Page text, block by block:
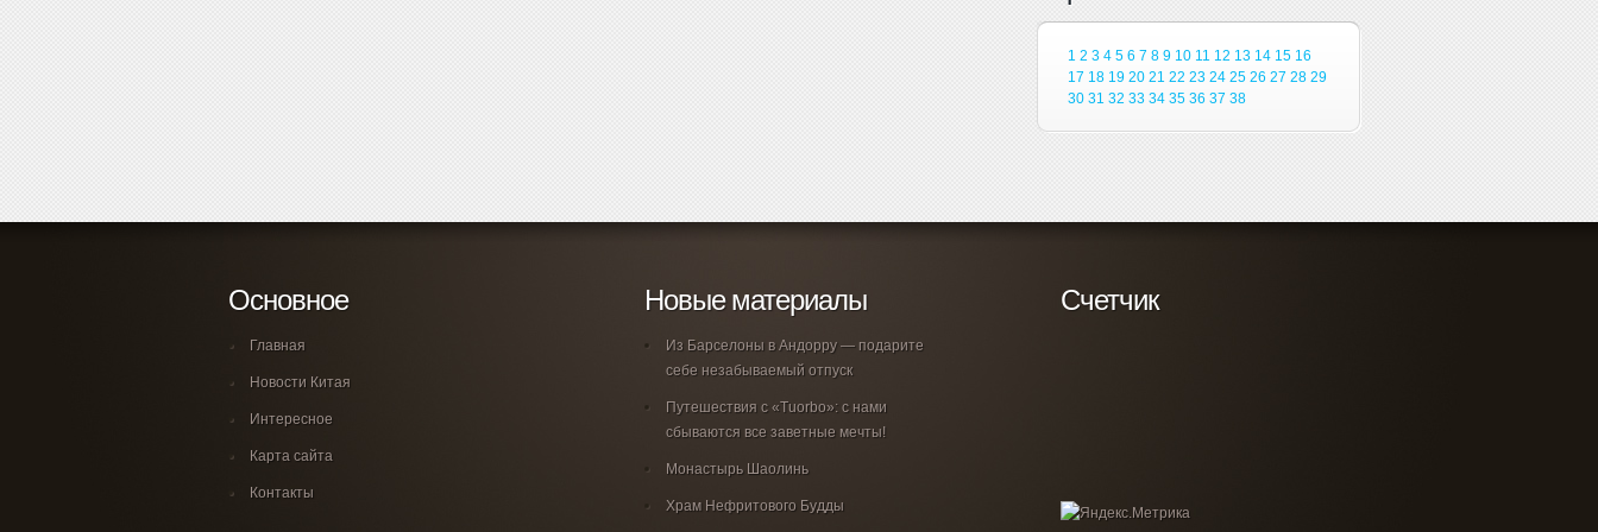
1 2 3 4 5 6 7 8 9 10 11 12 13 14 15 16
17 18 19 20 21 22 23 24 25 26 27 28 29
30 31 32 33 34 35 36 37 38
Основное
Главная
Новости Китая
Интересное
Карта сайта
Контакты
Новые материалы
Из Барселоны в Андорру — подарите
себе незабываемый отпуск
Путешествия с «Tuorbo»: с нами
сбываются все заветные мечты!
Монастырь Шаолинь
Храм Нефритового Будды
Счетчик